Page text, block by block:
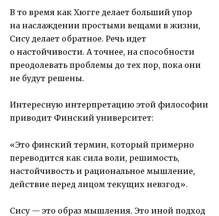
В то время как Хюгге делает больший упор
на наслаждении простыми вещами в жизни,
Сису делает обратное. Речь идет
о настойчивости. А точнее, на способности
преодолевать проблемы до тех пор, пока они
не будут решены.
Интересную интерпретацию этой философии
приводит Финский университет:
«Это финский термин, который примерно
переводится как сила воли, решимость,
настойчивость и рациональное мышление,
действие перед лицом текущих невзгод».
Сису — это образ мышления. Это иной подход